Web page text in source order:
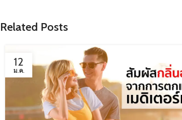
Related Posts
12
ม.ค.